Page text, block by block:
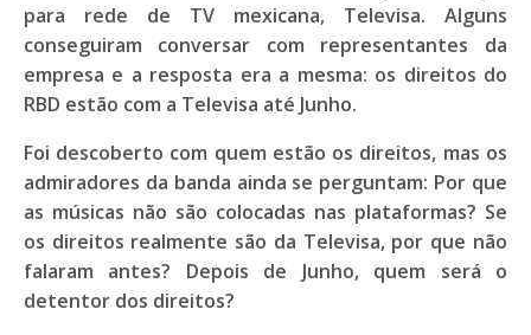
para rede de TV mexicana, Televisa. Alguns
conseguiram conversar com representantes da
empresa e a resposta era a mesma: os direitos do
RBD estão com a Televisa até Junho.
Foi descoberto com quem estão os direitos, mas os
admiradores da banda ainda se perguntam: Por que
as músicas não são colocadas nas plataformas? Se
os direitos realmente são da Televisa, por que não
falaram antes? Depois de Junho, quem será o
detentor dos direitos?